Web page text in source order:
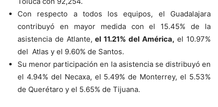
Con respecto a todos los equipos, el Guadalajara
contribuyó en mayor medida con el 15.45% de la
asistencia de Atlante,el 11.21% del América, el 10.97%
del Atlas y el 9.60% de Santos.
Su menor participación en la asistencia se distribuyó en
el 4.94% del Necaxa, el 5.49% de Monterrey, el 5.53%
de Querétaro y el 5.65% de Tijuana.